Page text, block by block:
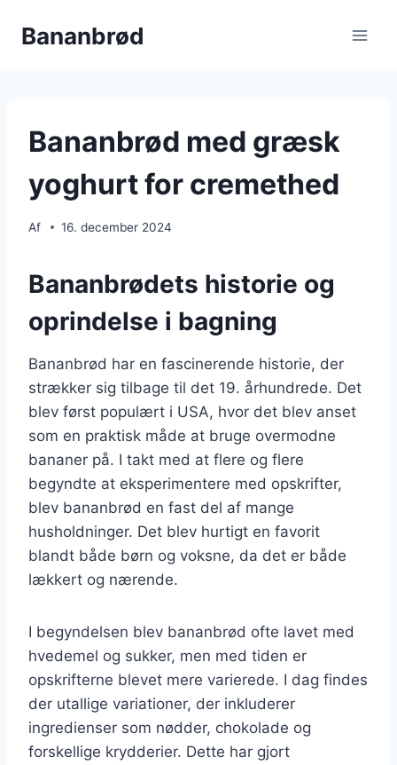
Bananbrød
Bananbrød med græsk
yoghurt for cremethed
Af 16. december 2024
Bananbrødets historie og
oprindelse i bagning
Bananbrød har en fascinerende historie, der
strækker sig tilbage til det 19. århundrede. Det
blev først populært i USA, hvor det blev anset
som en praktisk måde at bruge overmodne
bananer på. I takt med at flere og flere
begyndte at eksperimentere med opskrifter,
blev bananbrød en fast del af mange
husholdninger. Det blev hurtigt en favorit
blandt både børn og voksne, da det er både
lækkert og nærende.
I begyndelsen blev bananbrød ofte lavet med
hvedemel og sukker, men med tiden er
opskrifterne blevet mere varierede. I dag findes
der utallige variationer, der inkluderer
ingredienser som nødder, chokolade og
forskellige krydderier. Dette har gjort